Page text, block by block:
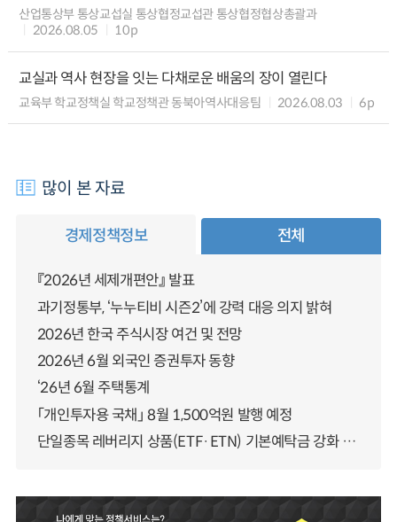
산업통상부 통상교섭실 통상협정교섭관 통상협정협상총괄과
2026.08.05
10p
교실과 역사 현장을 잇는 다채로운 배움의 장이 열린다
교육부 학교정책실 학교정책관 동북아역사대응팀 2026.08.03 6p
많이 본 자료
경제정책정보 전체
『2026년 세제개편안』 발표
과기정통부, ‘누누티비 시즌2’에 강력 대응 의지 밝혀
2026년 한국 주식시장 여건 및 전망
2026년 6월 외국인 증권투자 동향
‘26년 6월 주택통계
「개인투자용 국채」 8월 1,500억원 발행 예정
단일종목 레버리지 상품(ETF·ETN) 기본예탁금 강화 조기시행 방안 안내